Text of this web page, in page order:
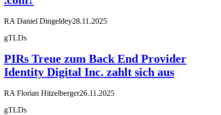
RA Daniel Dingeldey28.11.2025
gTLDs
PIRs Treue zum Back End Provider
Identity Digital Inc. zahlt sich aus
RA Florian Hitzelberger26.11.2025
gTLDs